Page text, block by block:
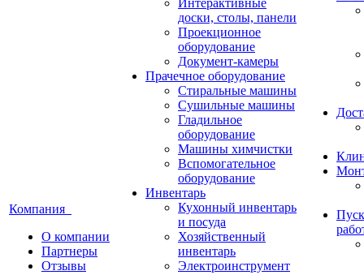
Компания
О компании
Партнеры
Отзывы
Интерактивные
доски, столы, панели
Проекционное
оборудование
Документ-камеры
Прачечное оборудование
Стиральные машины
Сушильные машины
Гладильное
оборудование
Машины химчистки
Вспомогательное
оборудование
Инвентарь
Кухонный инвентарь
и посуда
Хозяйственный
инвентарь
Электроинструмент